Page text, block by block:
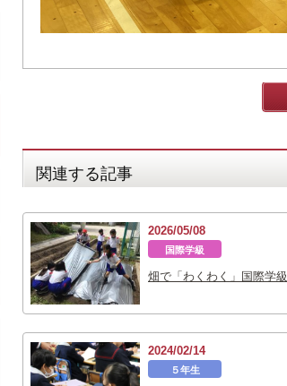
関連する記事
2026/05/08
国際学級
畑で「わくわく」国際学級
2024/02/14
５年生